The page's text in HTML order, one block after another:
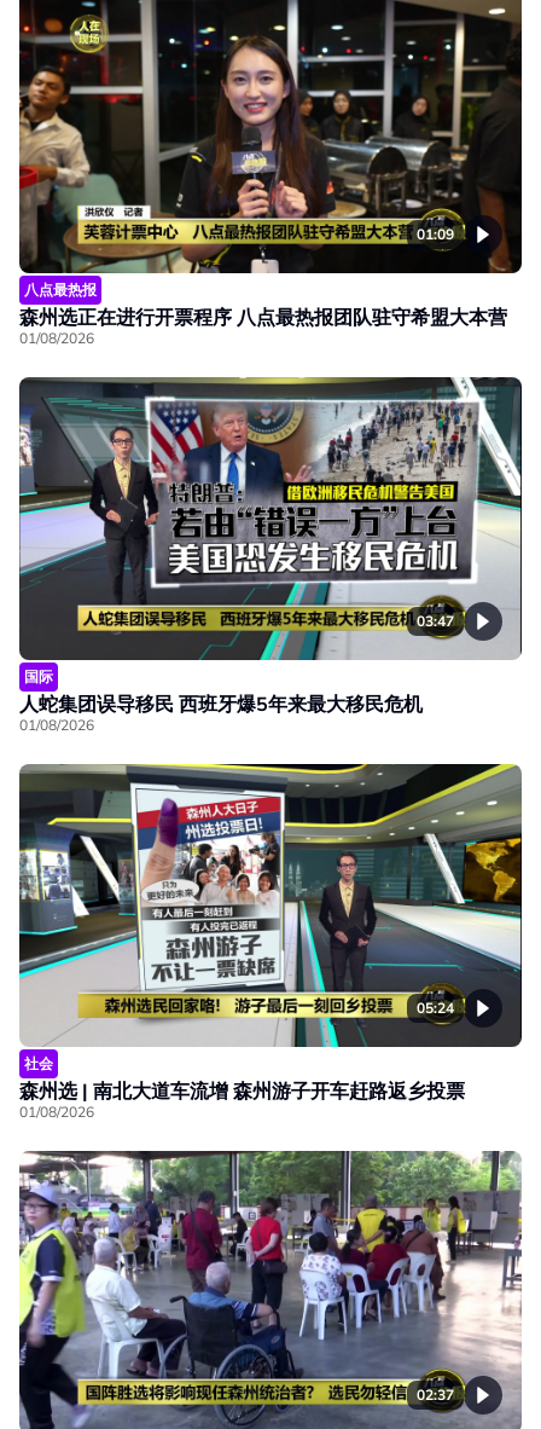
01:09
八点最热报
森州选正在进行开票程序 八点最热报团队驻守希盟大本营
01/08/2026
03:47
国际
人蛇集团误导移民 西班牙爆5年来最大移民危机
01/08/2026
05:24
社会
森州选 | 南北大道车流增 森州游子开车赶路返乡投票
01/08/2026
02:37